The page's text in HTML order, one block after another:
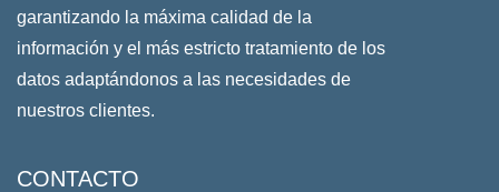
garantizando la máxima calidad de la
información y el más estricto tratamiento de los
datos adaptándonos a las necesidades de
nuestros clientes.
CONTACTO